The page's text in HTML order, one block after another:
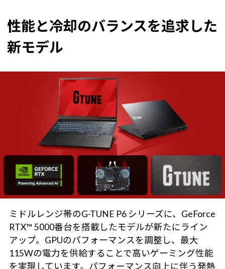
性能と冷却のバランスを追求した
新モデル
ミドルレンジ帯のG-TUNE P6 シリーズに、GeForce
RTX™ 5000番台を搭載したモデルが新たにライン
アップ。GPUのパフォーマンスを調整し、最大
115Wの電力を供給することで高いゲーミング性能
を実現しています。パフォーマンス向上に伴う発熱